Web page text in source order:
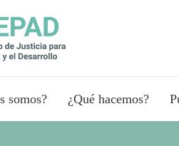
somos? ¿Qué hacemos?